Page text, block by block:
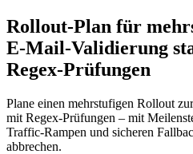
Rollout‑Plan für
E‑Mail‑Validierung
Regex‑Prüfungen
Plane einen mehrstufigen Rollout
mit Regex‑Prüfungen – mit
Traffic‑Rampen und sicheren
abbrechen.